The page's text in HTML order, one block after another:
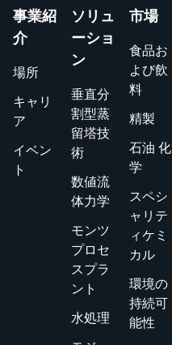
事業紹
介
場所
キャリ
ア
イベン
ト
ソリュ
ーショ
ン
垂直分
割型蒸
留塔技
術
数値流
体力学
モンツ
プロセ
スプラ
ント
水処理
市場
食品お
よび飲
料
精製
石油 化
学
スペシ
ャリテ
ィケミ
カル
環境の
持続可
能性